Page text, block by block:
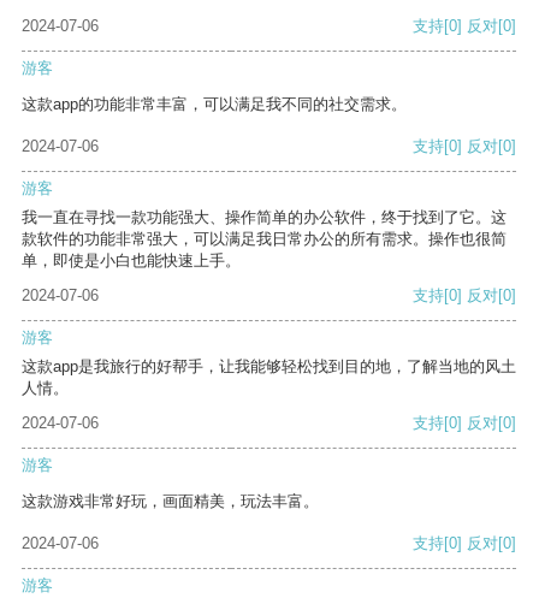
2024-07-06 支持[0] 反对[0]
游客
这款app的功能非常丰富，可以满足我不同的社交需求。
2024-07-06 支持[0] 反对[0]
游客
我一直在寻找一款功能强大、操作简单的办公软件，终于找到了它。这
款软件的功能非常强大，可以满足我日常办公的所有需求。操作也很简
单，即使是小白也能快速上手。
2024-07-06
支持[0] 反对[0]
游客
这款app是我旅行的好帮手，让我能够轻松找到目的地，了解当地的风土
人情。
2024-07-06
支持[0] 反对[0]
游客
这款游戏非常好玩，画面精美，玩法丰富。
2024-07-06 支持[0] 反对[0]
游客